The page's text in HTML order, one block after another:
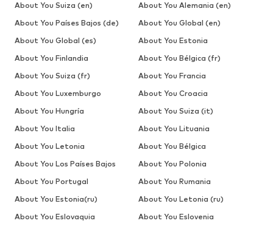
About You Suiza (en)
About You Alemania (en)
About You Países Bajos (de)
About You Global (en)
About You Global (es)
About You Estonia
About You Finlandia
About You Bélgica (fr)
About You Suiza (fr)
About You Francia
About You Luxemburgo
About You Croacia
About You Hungría
About You Suiza (it)
About You Italia
About You Lituania
About You Letonia
About You Bélgica
About You Los Países Bajos
About You Polonia
About You Portugal
About You Rumania
About You Estonia(ru)
About You Letonia (ru)
About You Eslovaquia
About You Eslovenia